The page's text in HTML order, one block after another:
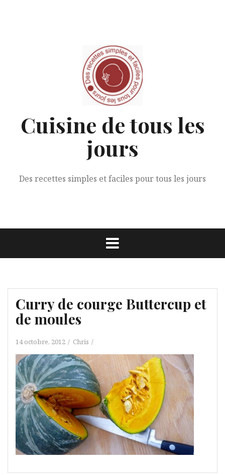
Cuisine de tous les
jours
Des recettes simples et faciles pour tous les jours
Curry de courge Buttercup et
de moules
14 octobre, 2012 Chris